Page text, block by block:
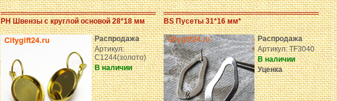
PH Швензы с круглой основой 28*18 мм
Распродажа
Артикул:
C1244(золото)
В наличии
BS Пусеты 31*16 мм*
Распродажа
Артикул: TF3040
В наличии
Уценка